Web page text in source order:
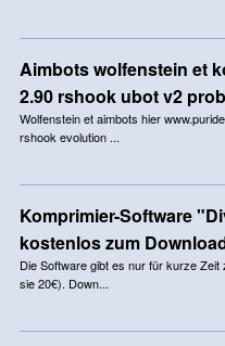
Aimbots wolfenstein et
2.90 rshook ubot v2
Wolfenstein et aimbots hier
rshook evolution ...
Komprimier-Software
kostenlos zum
Die Software gibt es nur für kurze
sie 20€). Down...